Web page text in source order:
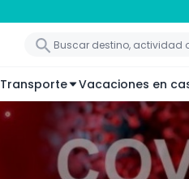
Transporte Vacaciones en